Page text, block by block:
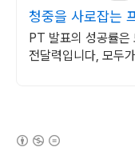
청중을 사로잡는
부터 확실하게
PT 발표의 성공률은
전달력입니다, 모두